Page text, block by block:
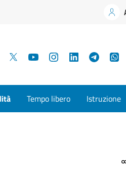
Facebook YouTubeInstagramLinkedIn
Tempo libero Istruzione